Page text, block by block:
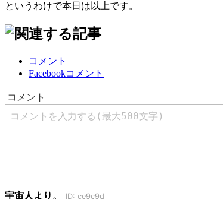
というわけで本日は以上です。
コメント
Facebookコメント